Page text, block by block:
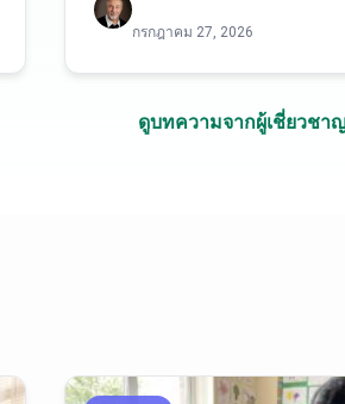
กรกฎาคม 27, 2026
ดูบทความจากผู้เชี่ยวชา